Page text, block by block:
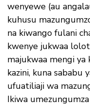
wenyewe (au
kuhusu
na kiwango fulani
kwenye jukwaa
majukwaa mengi
kazini, kuna sababu
ufuatiliaji wa
Ikiwa